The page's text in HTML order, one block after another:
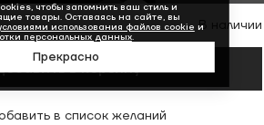
В наличии
в корзину
в список желаний
чтобы запомнить ваш стиль и
товары. Оставаясь на сайте, вы
использования файлов cookie и
персональных данных.
Прекрасно